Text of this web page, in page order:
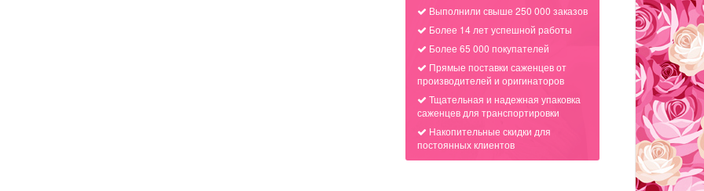
Выполнили свыше 250 000 заказов
Более 14 лет успешной работы
Более 65 000 покупателей
Прямые поставки саженцев от
производителей и оригинаторов
Тщательная и надежная упаковка
саженцев для транспортировки
Накопительные скидки для
постоянных клиентов